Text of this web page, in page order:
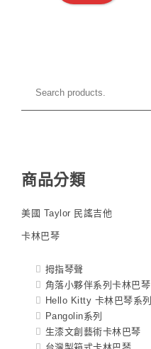
商品分類
美國 Taylor 民謠吉他
卡林巴琴
拇指琴聲
角落小夥伴系列卡林巴琴
Hello Kitty 卡林巴琴系列
Pangolin系列
生漆文創藝術卡林巴琴